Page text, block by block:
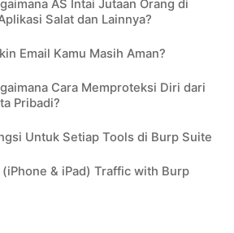
AS Intai Jutaan Orang di
Salat dan Lainnya?
Email Kamu Masih Aman?
Cara Memproteksi Diri dari
Pribadi?
Untuk Setiap Tools di Burp Suite
& iPad) Traffic with Burp